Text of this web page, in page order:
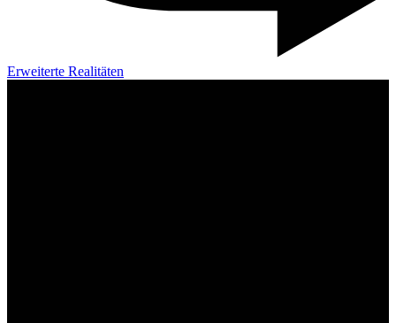
Erweiterte Realitäten